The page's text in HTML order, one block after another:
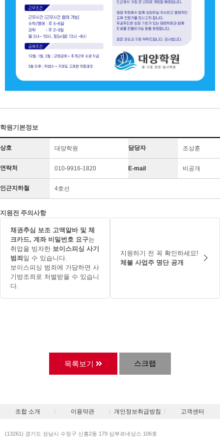
학원기본정보
상호 대양학원 담당자 조상훈
연락처 010-9916-1820 E-mail 비공개
인근지하철 4호선
지원전 주의사항
채권추심 보조 고액알바 및 체
크카드, 계좌 비밀번호 요구는
취업을 빙자한 보이스피싱 사기
범죄 일 수 있습니다.
보이스피싱 범죄에 가담하면 사
기방조죄로 처벌받을 수 있습니
다.
지원하기 전 꼭 확인하세요!
체불 사업주 명단 공개
목록보기 스크랩
조합 소개 이용약관 개인정보취급방침 고객센터
(13261) 경기도 성남시 수정구 신흥2동 179 삼부르네상스 106호